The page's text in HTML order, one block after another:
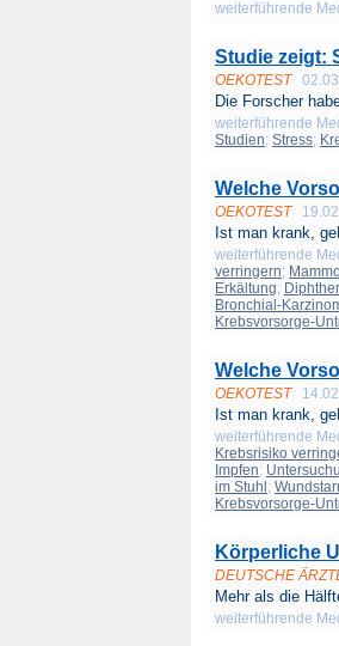
weiterführende
Studie zeigt:
OEKOTEST
Die Forscher
weiterführende
Studien; Stress;
Welche
OEKOTEST
Ist man krank,
weiterführende
verringern;
Erkältung;
Bronchial-
Krebsvorsorge-
Welche
OEKOTEST
Ist man krank,
weiterführende
Krebsrisiko
Impfen;
im Stuhl ;
Krebsvorsorge-
Körperliche
DEUTSCHE
Mehr als die
weiterführende